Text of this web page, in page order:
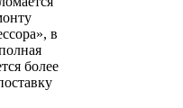
в
более